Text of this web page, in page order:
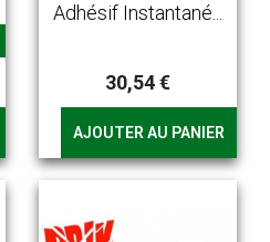
Adhésif Instantané...
30,54 €
AJOUTER AU PANIER